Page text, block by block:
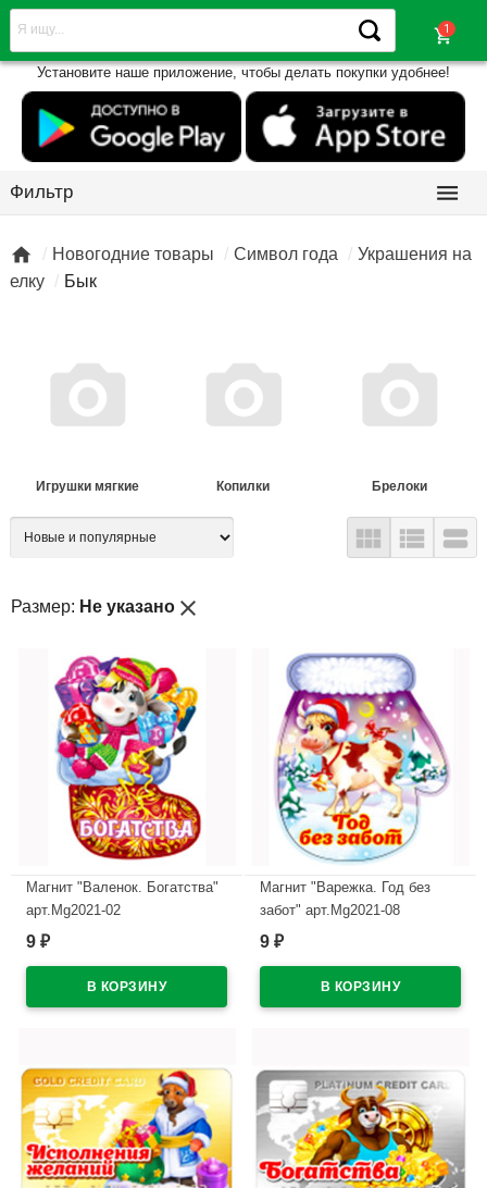
shopping_cart
Установите наше приложение, чтобы делать покупки удобнее!
Фильтр 
 Новогодние товары Символ года
Украшения на
елку
Бык
Игрушки мягкие Копилки Брелоки
  
Размер: Не указано close
Магнит "Валенок. Богатства"
арт.Mg2021-02
9 ₽
Магнит "Варежка. Год без
забот" арт.Mg2021-08
9 ₽